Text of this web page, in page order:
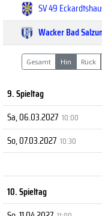
SV 49
Wacker Bad
Gesamt Hin Rück
9. Spieltag
Sa, 06.03.2027 10:00
So, 07.03.2027 10:30
10. Spieltag